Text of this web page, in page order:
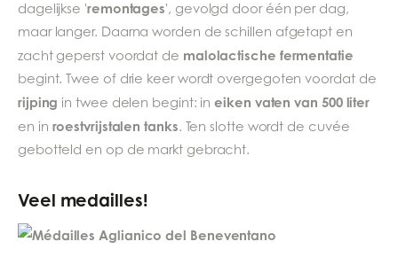
dagelijkse 'remontages', gevolgd door één per dag,
maar langer. Daarna worden de schillen afgetapt en
zacht geperst voordat de malolactische fermentatie
begint. Twee of drie keer wordt overgegoten voordat de
rijping in twee delen begint: ineiken vaten van 500 liter
en in roestvrijstalen tanks. Ten slotte wordt de cuvée
gebotteld en op de markt gebracht.
Veel medailles!